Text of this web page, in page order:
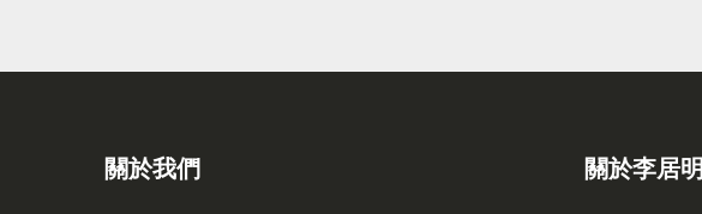
關於我們 關於李居明